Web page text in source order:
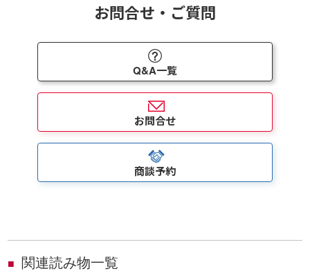
お問合せ・ご質問
Q&A一覧
お問合せ
商談予約
■ 関連読み物一覧